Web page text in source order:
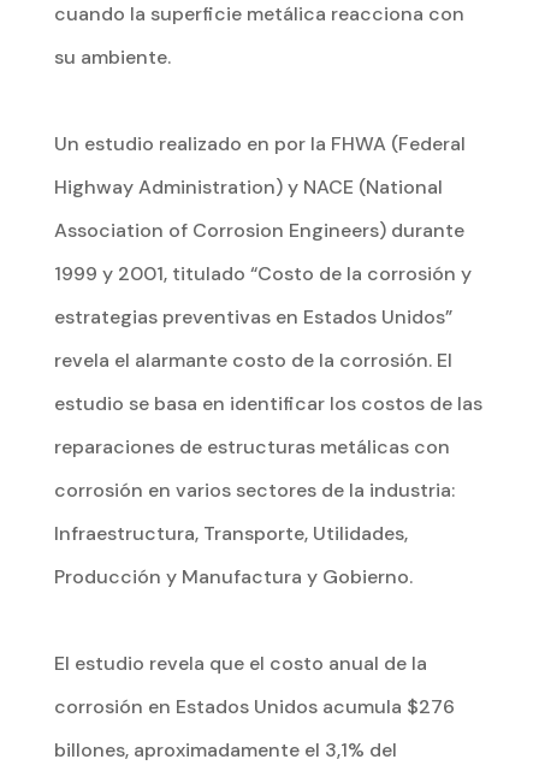
cuando la superficie metálica reacciona con
su ambiente.
Un estudio realizado en por la FHWA (Federal
Highway Administration) y NACE (National
Association of Corrosion Engineers) durante
1999 y 2001, titulado “Costo de la corrosión y
estrategias preventivas en Estados Unidos”
revela el alarmante costo de la corrosión. El
estudio se basa en identificar los costos de las
reparaciones de estructuras metálicas con
corrosión en varios sectores de la industria:
Infraestructura, Transporte, Utilidades,
Producción y Manufactura y Gobierno.
El estudio revela que el costo anual de la
corrosión en Estados Unidos acumula $276
billones, aproximadamente el 3,1% del